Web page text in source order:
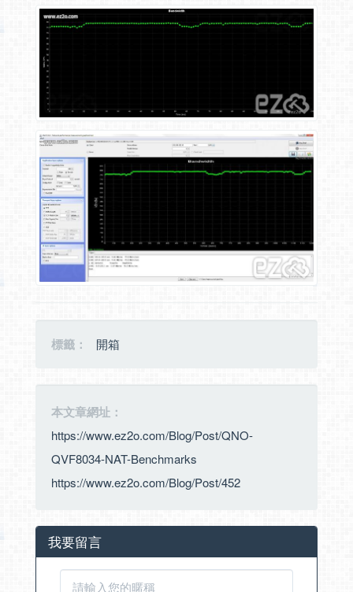
標籤： 開箱
本文章網址：
https://www.ez2o.com/Blog/Post/QNO-
QVF8034-NAT-Benchmarks
https://www.ez2o.com/Blog/Post/452
我要留言